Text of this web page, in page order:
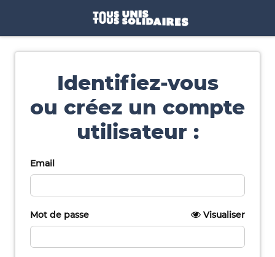
Identifiez-vous
ou créez un compte
utilisateur :
Email
Mot de passe Visualiser